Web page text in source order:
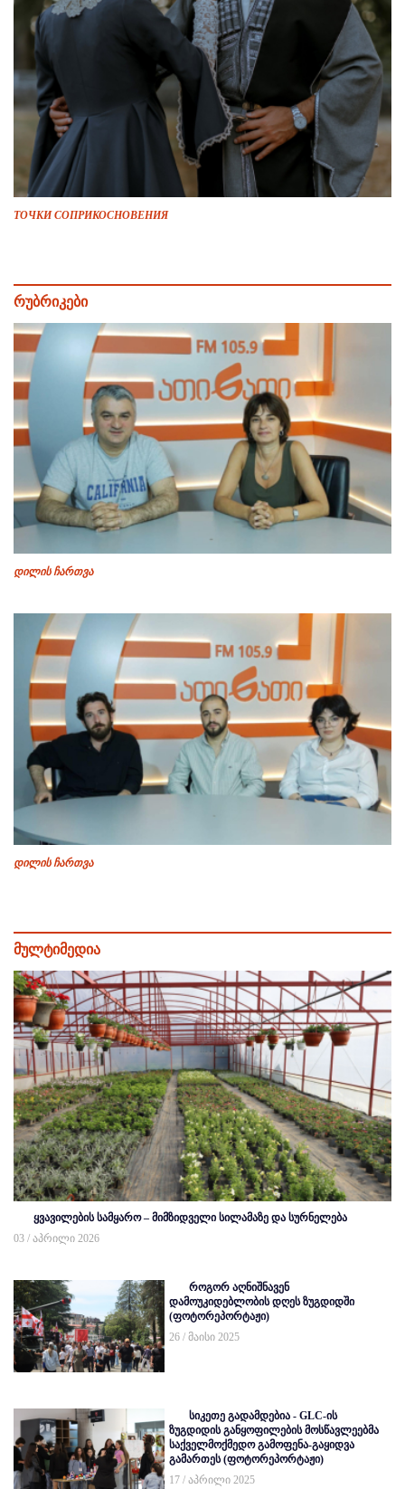
ТОЧКИ СОПРИКОСНОВЕНИЯ
რუბრიკები
დილის ჩართვა
დილის ჩართვა
მულტიმედია
ყვავილების სამყარო – მიმზიდველი სილამაზე და სურნელება
03 / აპრილი 2026
როგორ აღნიშნავენ
დამოუკიდებლობის დღეს ზუგდიდში
(ფოტორეპორტაჟი)
26 / მაისი 2025
სიკეთე გადამდებია - GLC-ის
ზუგდიდის განყოფილების მოსწავლეებმა
საქველმოქმედო გამოფენა-გაყიდვა
გამართეს (ფოტორეპორტაჟი)
17 / აპრილი 2025